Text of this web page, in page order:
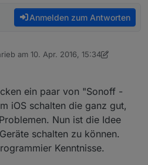
Anmelden zum Antworten
am 10. Apr. 2016, 15:34
editiert von Dutchman 2. Okt. 2019,
ein paar von "Sonoff -
iOS schalten die ganz gut,
Nun ist die Idee
schalten zu können.
Kenntnisse.